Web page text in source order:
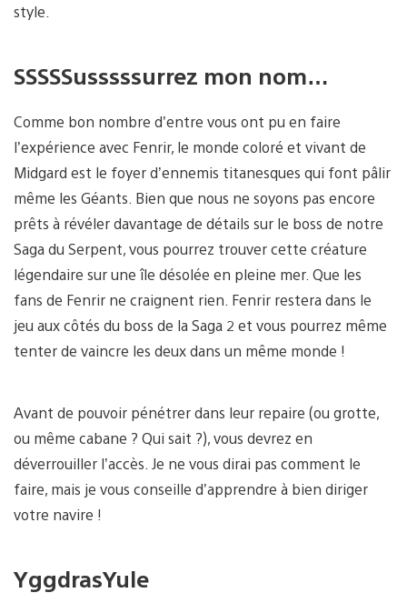
style.
SSSSSusssssurrez mon nom…
Comme bon nombre d’entre vous ont pu en faire
l’expérience avec Fenrir, le monde coloré et vivant de
Midgard est le foyer d’ennemis titanesques qui font pâlir
même les Géants. Bien que nous ne soyons pas encore
prêts à révéler davantage de détails sur le boss de notre
Saga du Serpent, vous pourrez trouver cette créature
légendaire sur une île désolée en pleine mer. Que les
fans de Fenrir ne craignent rien. Fenrir restera dans le
jeu aux côtés du boss de la Saga 2 et vous pourrez même
tenter de vaincre les deux dans un même monde !
Avant de pouvoir pénétrer dans leur repaire (ou grotte,
ou même cabane ? Qui sait ?), vous devrez en
déverrouiller l’accès. Je ne vous dirai pas comment le
faire, mais je vous conseille d’apprendre à bien diriger
votre navire !
YggdrasYule